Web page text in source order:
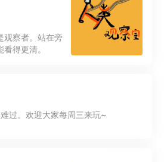
观察者。站在旁
得更清。
过。欢迎大家每周三来玩~